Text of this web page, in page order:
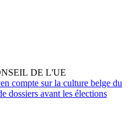
DE L'UE
compte sur la culture belge du
dossiers avant les élections